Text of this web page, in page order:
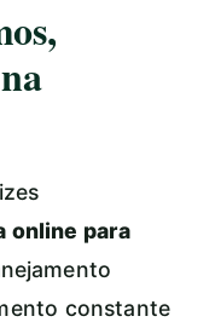
online para
constante